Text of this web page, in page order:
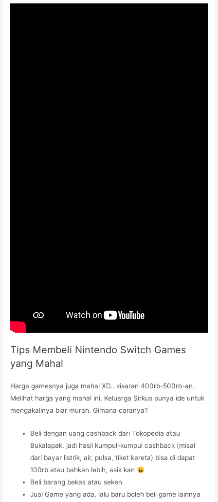
Tips Membeli Nintendo Switch Games
yang Mahal
Harga gamesnya juga mahal XD.. kisaran 400rb-500rb-an.
Melihat harga yang mahal ini, Keluarga Sirkus punya ide untuk
mengakalinya biar murah. Gimana caranya?
Beli dengan uang cashback dari Tokopedia atau
Bukalapak, jadi hasil kumpul-kumpul cashback (misal
dari bayar listrik, air, pulsa, tiket kereta) bisa di dapat
100rb atau bahkan lebih, asik kan
Beli barang bekas atau seken
Jual Game yang ada, lalu baru boleh beli game lainnya